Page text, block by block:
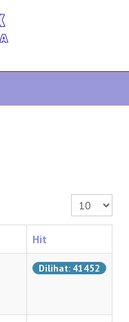
Tampilkan #
Hit
Dilihat: 41452